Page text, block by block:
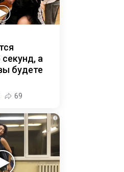
а
будете
69
i